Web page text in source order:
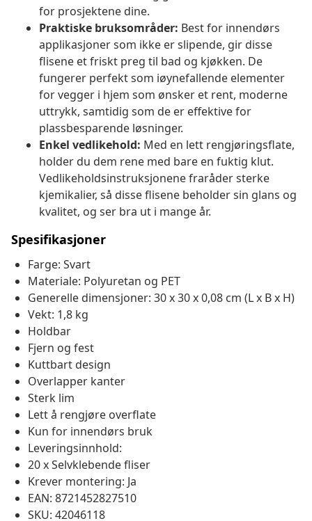
for prosjektene dine.
Praktiske bruksområder: Best for innendørs
applikasjoner som ikke er slipende, gir disse
flisene et friskt preg til bad og kjøkken. De
fungerer perfekt som iøynefallende elementer
for vegger i hjem som ønsker et rent, moderne
uttrykk, samtidig som de er effektive for
plassbesparende løsninger.
Enkel vedlikehold: Med en lett rengjøringsflate,
holder du dem rene med bare en fuktig klut.
Vedlikeholdsinstruksjonene fraråder sterke
kjemikalier, så disse flisene beholder sin glans og
kvalitet, og ser bra ut i mange år.
Spesifikasjoner
Farge: Svart
Materiale: Polyuretan og PET
Generelle dimensjoner: 30 x 30 x 0,08 cm (L x B x H)
Vekt: 1,8 kg
Holdbar
Fjern og fest
Kuttbart design
Overlapper kanter
Sterk lim
Lett å rengjøre overflate
Kun for innendørs bruk
Leveringsinnhold:
20 x Selvklebende fliser
Krever montering: Ja
EAN: 8721452827510
SKU: 42046118